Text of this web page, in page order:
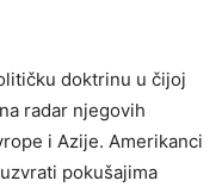
doktrinu u čijoj
radar njegovih
i Azije. Amerikanci
pokušajima